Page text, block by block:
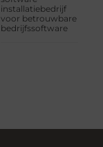
installatiebedrijf
voor betrouwbare
bedrijfssoftware